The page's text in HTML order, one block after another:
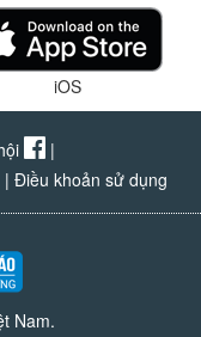
iOS
|
| Điều khoản sử dụng
Nam.